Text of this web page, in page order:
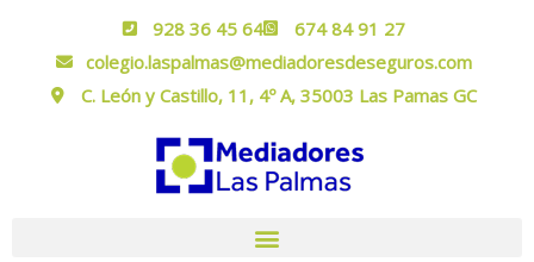
928 36 45 64
674 84 91 27
colegio.laspalmas@mediadoresdeseguros.com
C. León y Castillo, 11, 4º A, 35003 Las Pamas GC